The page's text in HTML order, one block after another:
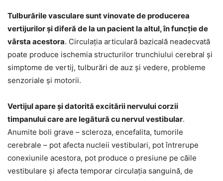
Tulburările vasculare sunt vinovate de producerea
vertijurilor și diferă de la un pacient la altul, în funcție de
vârsta acestora. Circulația articulară bazicală neadecvată
poate produce ischemia structurilor trunchiului cerebral și
simptome de vertij, tulburări de auz și vedere, probleme
senzoriale și motorii.
Vertijul apare și datorită excitării nervului corzii
timpanului care are legătură cu nervul vestibular.
Anumite boli grave – scleroza, encefalita, tumorile
cerebrale – pot afecta nucleii vestibulari, pot întrerupe
conexiunile acestora, pot produce o presiune pe căile
vestibulare și afecta temporar circulația sanguină, de